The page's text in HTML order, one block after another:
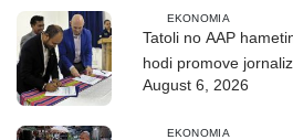
EKONOMIA
Tatoli no AAP
hodi promove
August 6, 2026
EKONOMIA